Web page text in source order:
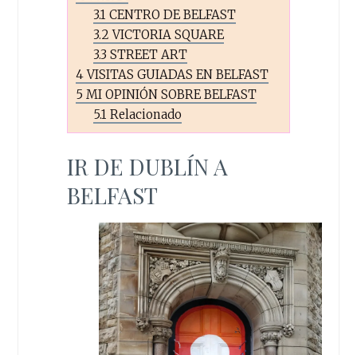
3.1 CENTRO DE BELFAST
3.2 VICTORIA SQUARE
3.3 STREET ART
4VISITAS GUIADAS EN BELFAST
5 MI OPINIÓN SOBRE BELFAST
5.1 Relacionado
IR DE DUBLÍN A
BELFAST